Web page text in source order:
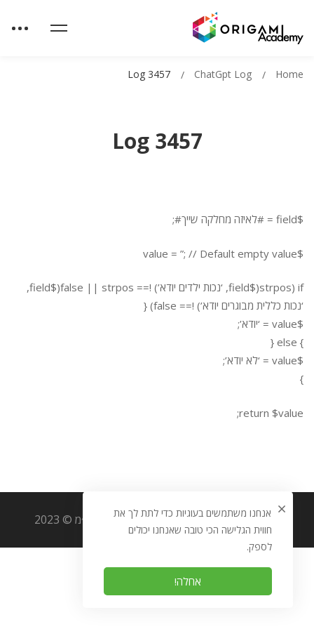
Log 3457
Home
ChatGpt Log
Log 3457
$field = #לאיזה מחלקה שייך#;
$value = ”; // Default empty value
if (strpos($field, ‘נכות ילדים יודא’) !== false || strpos($field,
‘נכות כללית מבוגרים יודא’) !== false) {
$value = ‘יודא’;
} else {
$value = ‘לא יודא’;
}
return $value;
כל הזכויות שמורות לאוריגמי מערכות מידע בע״מ © 2023
אנחנו משתמשים בעוגיות כדי לתת לך את
חווית הגלישה הכי טובה שאנחנו יכולים
לספק.
אחלה!